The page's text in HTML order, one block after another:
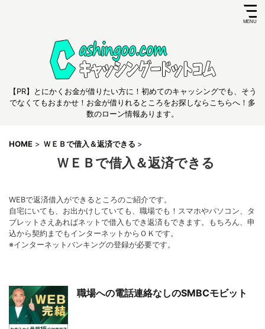
【PR】とにかくお金が借りたい方に！初めてのキャッシングでも、そう
でなくてもおまかせ！お金が借りれるところをお探しならこちらへ！多
数のローン情報あります。
HOME > ＷＥＢで借入＆返済できる >
ＷＥＢで借入＆返済できる
WEBで返済借入ができるところのご紹介です。
自宅にいても、お出かけしていても、職場でも！スマホやパソコン、タ
ブレットさえあればネットで借入もでき返済もできます。もちろん、申
込から契約までもインターネットからＯＫです。
※インターネットバンキングの登録が必要です。
職場への電話連絡なしのSMBCモビット